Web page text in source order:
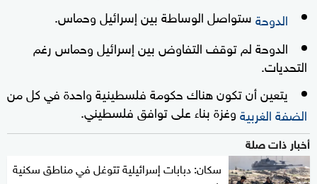
الدوحةستواصل الوساطة بين إسرائيل وحماس.
الدوحة لم توقف التفاوض بين إسرائيل وحماس رغم
التحديات.
يتعين أن تكون هناك حكومة فلسطينية واحدة في كل من
الضفة الغربيةوغزة بناء على توافق فلسطيني.
أخبار ذات صلة
سكان: دبابات إسرائيلية تتوغل في مناطق سكنية